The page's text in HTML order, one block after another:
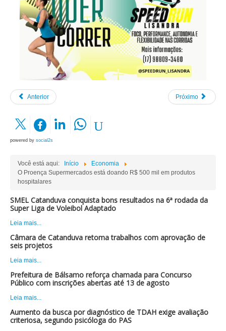
Anterior Próximo
powered by social2s
Você está aqui: Início
Economia
O Proença Supermercados está doando R$ 500 mil em produtos
hospitalares
SMEL Catanduva conquista bons resultados na 6ª rodada da
Super Liga de Voleibol Adaptado
Leia mais...
Câmara de Catanduva retoma trabalhos com aprovação de
seis projetos
Leia mais...
Prefeitura de Bálsamo reforça chamada para Concurso
Público com inscrições abertas até 13 de agosto
Leia mais...
Aumento da busca por diagnóstico de TDAH exige avaliação
criteriosa, segundo psicóloga do PAS